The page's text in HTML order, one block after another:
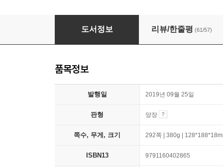
마르타의 일
도서정보 리뷰/한줄평 (61/57)
품목정보
발행일 2019년 09월 25일
판형 양장
쪽수, 무게, 크기 292쪽 | 380g |
ISBN13 9791160402865